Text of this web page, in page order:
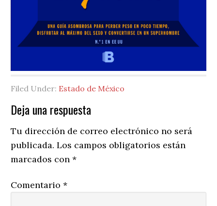
Filed Under: Estado de México
Reader
Interactions
Deja una respuesta
Tu dirección de correo electrónico no será
publicada. Los campos obligatorios están
marcados con*
Comentario*